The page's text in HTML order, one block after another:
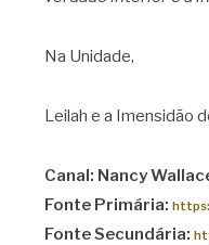
Na Unidade,
Leilah e a Imensidão
Canal: Nancy
Fonte Primária:
Fonte Secundária: